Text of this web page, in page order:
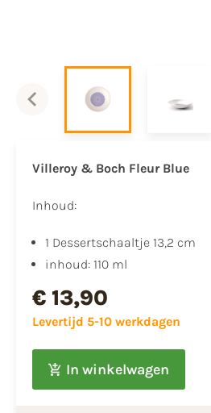
Villeroy & Boch Fleur Blue
Inhoud:
1 Dessertschaaltje 13,2 cm
inhoud: 110 ml
€ 13,90
Levertijd 5-10 werkdagen
In winkelwagen